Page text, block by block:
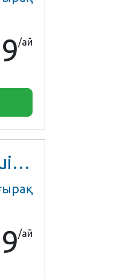
/ай
/ай